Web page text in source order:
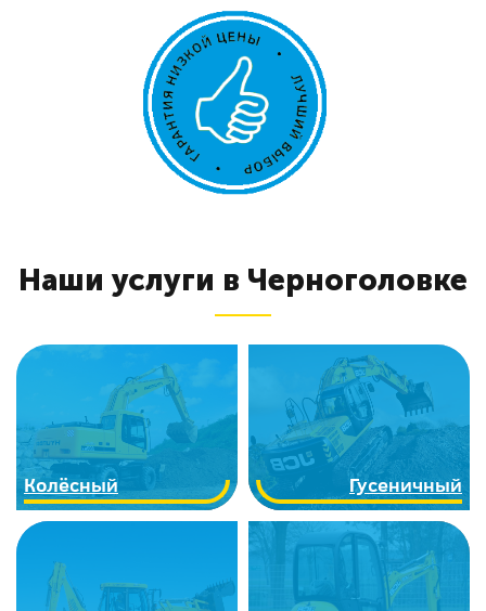
Наши услуги в Черноголовке
Колёсный Гусеничный